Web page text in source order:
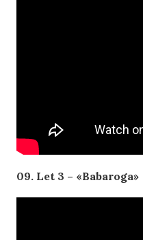
09. Let 3 – «Babaroga»